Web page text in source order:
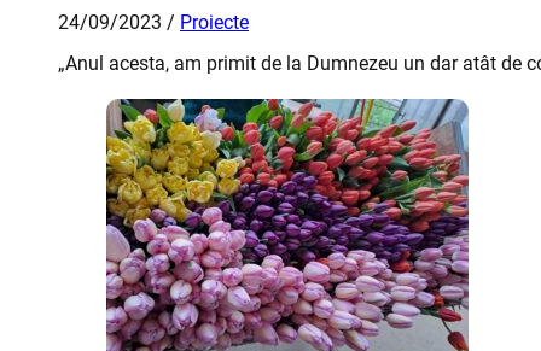
24/09/2023 / Proiecte
„Anul acesta, am primit de la Dumnezeu un dar atât de